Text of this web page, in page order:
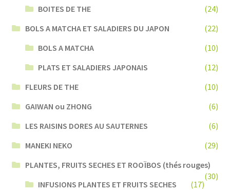
BOITES DE THE
(24)
BOLS A MATCHA ET SALADIERS DU JAPON
(22)
BOLS A MATCHA
(10)
PLATS ET SALADIERS JAPONAIS
(12)
FLEURS DE THE
(10)
GAIWAN ou ZHONG
(6)
LES RAISINS DORES AU SAUTERNES
(6)
MANEKI NEKO
(29)
PLANTES, FRUITS SECHES ET ROOÏBOS (thés rouges)
(30)
INFUSIONS PLANTES ET FRUITS SECHES
(17)